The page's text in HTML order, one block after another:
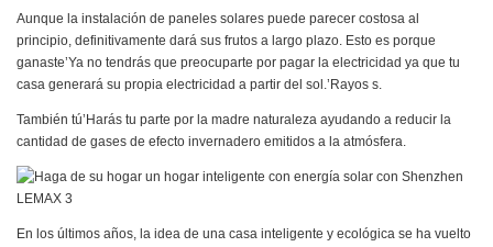
Aunque la instalación de paneles solares puede parecer costosa al
principio, definitivamente dará sus frutos a largo plazo. Esto es porque
ganaste’Ya no tendrás que preocuparte por pagar la electricidad ya que tu
casa generará su propia electricidad a partir del sol.’Rayos s.
También tú’Harás tu parte por la madre naturaleza ayudando a reducir la
cantidad de gases de efecto invernadero emitidos a la atmósfera.
En los últimos años, la idea de una casa inteligente y ecológica se ha vuelto